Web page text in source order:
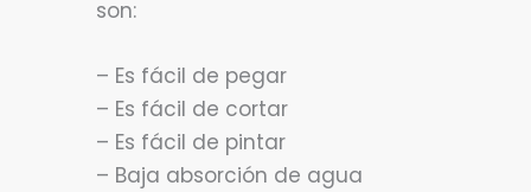
son:
– Es fácil de pegar
– Es fácil de cortar
– Es fácil de pintar
– Baja absorción de agua